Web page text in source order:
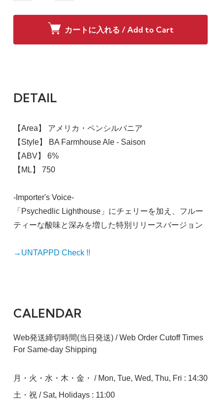
カートに入れる / Add to Cart
DETAIL
【Area】 アメリカ・ペンシルバニア
【Style】 BA Farmhouse Ale - Saison
【ABV】 6%
【ML】 750
-Importer's Voice-
「Psychedlic Lighthouse」にチェリーを加え、フルー
ティーな酸味と深みを増した特別リリースバージョン
→UNTAPPD Check !!
CALENDAR
Web発送締切時間(当日発送) / Web Order Cutoff Times
For Same-day Shipping
月・火・水・木・金・ / Mon, Tue, Wed, Thu, Fri : 14:30
土・祝 / Sat, Holidays : 11:00